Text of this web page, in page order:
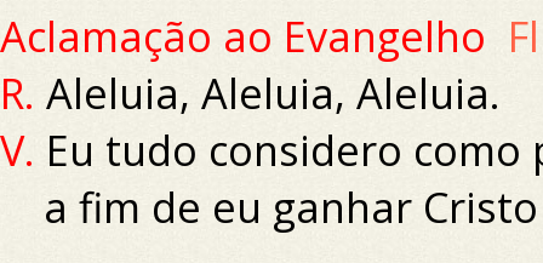
Aclamação ao Evangelho
R. Aleluia, Aleluia, Aleluia.
V. Eu tudo considero
a fim de eu ganhar